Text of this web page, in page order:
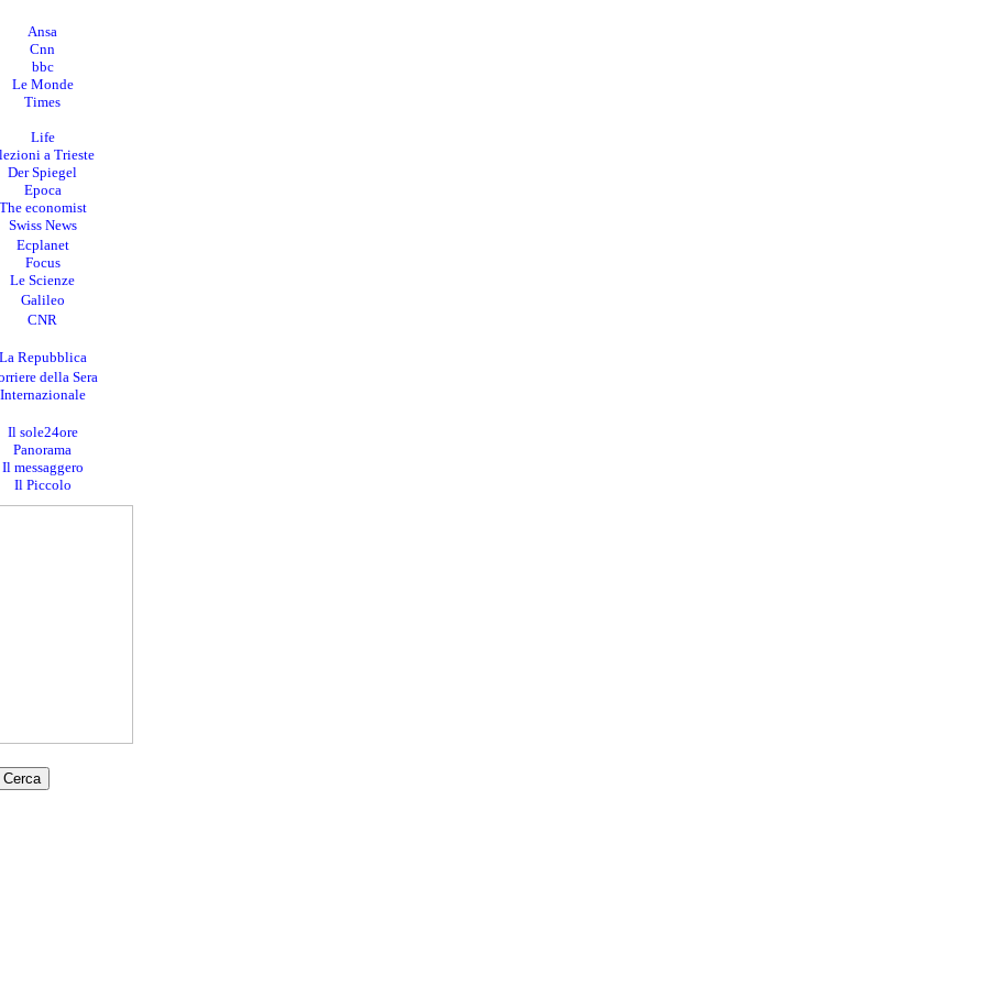
Ansa
Cnn
bbc
Le Monde
Times
Life
a Trieste
Der Spiegel
Epoca
economist
Swiss News
Ecplanet
Focus
Le Scienze
Galileo
CNR
Repubblica
della Sera
Internazionale
Il sole24ore
Panorama
Il messaggero
Il Piccolo